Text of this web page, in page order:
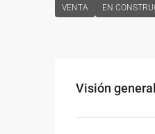
VENTA EN
Visión general